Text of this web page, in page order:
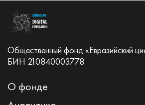
Общественный фонд «Евразийский
БИН 210840003778
О фонде